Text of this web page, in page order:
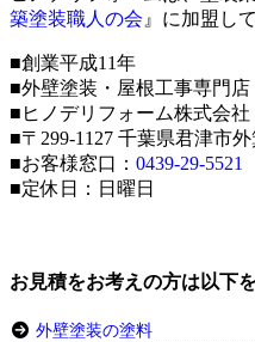
築塗装職人の会 』に加盟し
■創業平成11年
■外壁塗装・屋根工事専門店
■ヒノデリフォーム株式会社
■〒299-1127 千葉県君津市外
■お客様窓口： 0439-29-5521
■定休日：日曜日
お見積をお考えの方は以下
外壁塗装の塗料